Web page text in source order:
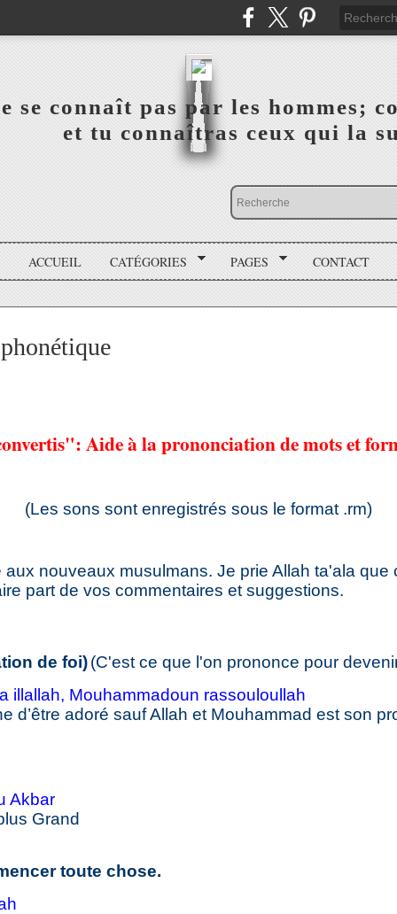
se connaît pas par les hommes;
et tu connaîtras ceux qui la
ACCUEIL CATÉGORIES PAGES CONTACT
Aide à la prononciation de mots et
(Les sons sont enregistrés sous le format .rm)
nouveaux musulmans. Je prie Allah ta'ala que
part de vos commentaires et suggestions.
de foi)(C'est ce que l'on prononce pour
illallah, Mouhammadoun rassouloullah
d’être adoré sauf Allah et Mouhammad est son
Akbar
Grand
toute chose.